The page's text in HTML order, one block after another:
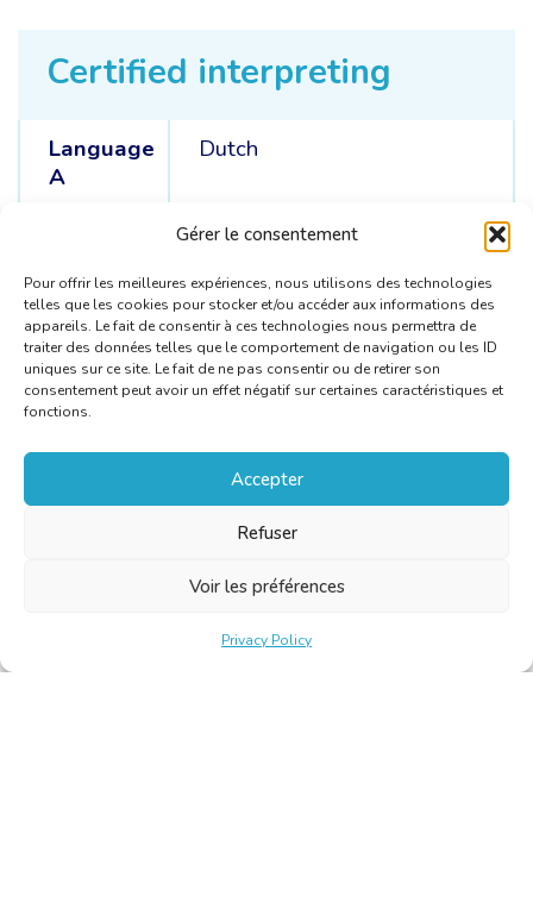
Gérer le consentement
Pour offrir les meilleures expériences, nous utilisons des technologies
telles que les cookies pour stocker et/ou accéder aux informations des
appareils. Le fait de consentir à ces technologies nous permettra de
traiter des données telles que le comportement de navigation ou les ID
uniques sur ce site. Le fait de ne pas consentir ou de retirer son
consentement peut avoir un effet négatif sur certaines caractéristiques et
fonctions.
Accepter
Refuser
Voir les préférences
Privacy Policy
Certified interpreting
Language
A
Dutch
German /Italian